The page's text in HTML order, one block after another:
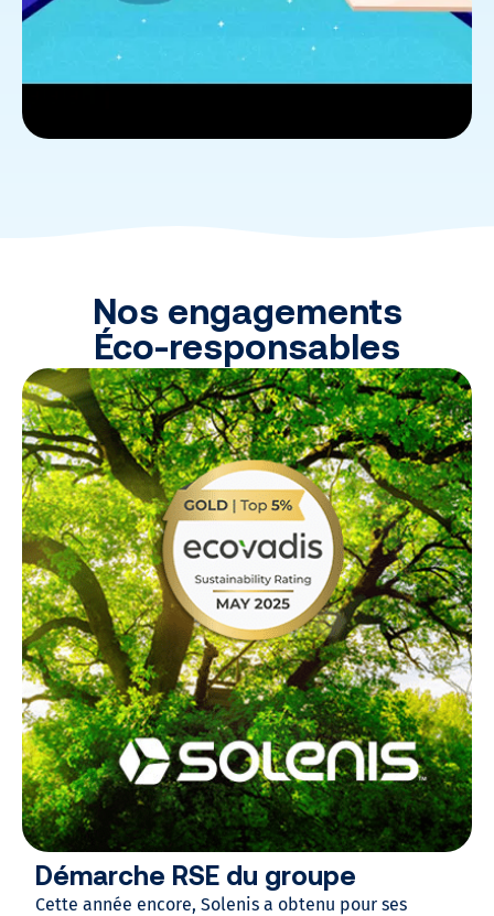
Nos engagements
Éco-responsables
Démarche RSE du groupe
Cette année encore, Solenis a obtenu pour ses